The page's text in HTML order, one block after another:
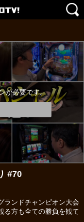
が必要です。
#70
ランドチャンピオン大会
る方も全ての勝負を観て